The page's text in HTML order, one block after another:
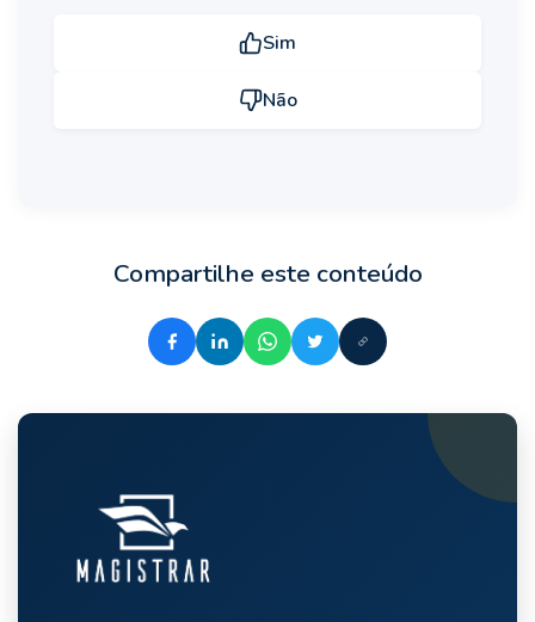
Sim
Não
Compartilhe este conteúdo